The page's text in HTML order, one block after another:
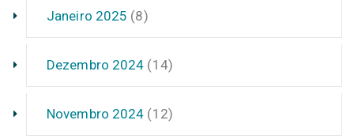
Janeiro 2025 (8)
Dezembro 2024 (14)
Novembro 2024 (12)